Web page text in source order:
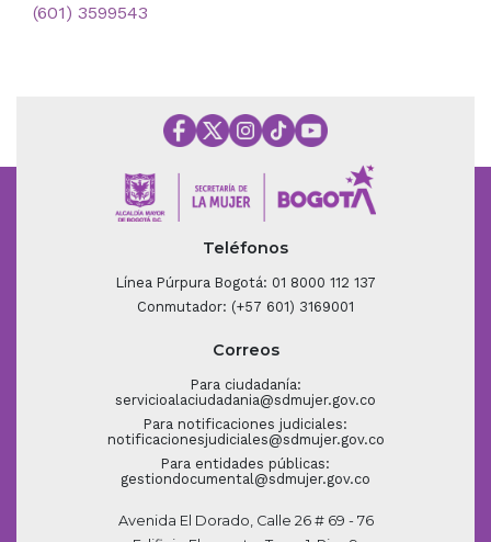
(601) 3599543
Teléfonos
Línea Púrpura Bogotá: 01 8000 112 137
Conmutador: (+57 601) 3169001
Correos
Para ciudadanía:
servicioalaciudadania@sdmujer.gov.co
Para notificaciones judiciales:
notificacionesjudiciales@sdmujer.gov.co
Para entidades públicas:
gestiondocumental@sdmujer.gov.co
Avenida El Dorado, Calle 26 # 69 - 76